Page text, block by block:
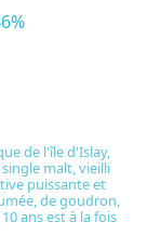
de l'île d'Islay,
malt, vieilli
puissante et
de goudron,
ans est à la fois